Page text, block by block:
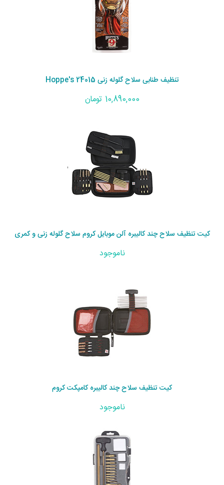
تنظیف طنابی سلاح گلوله زنی Hoppe's 24015
10,890,000 تومان
کیت تنظیف سلاح چند کالیبره آلن موبایل کروم سلاح گلوله زنی و کمری
ناموجود
کیت تنظیف سلاح چند کالیبره کامپکت کروم
ناموجود